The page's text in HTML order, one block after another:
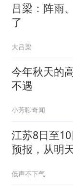
吕梁：阵雨
了
大吕梁
今年秋天的
不遇
小芳聊奇闻
江苏8日至
预报，从明
低声不下气